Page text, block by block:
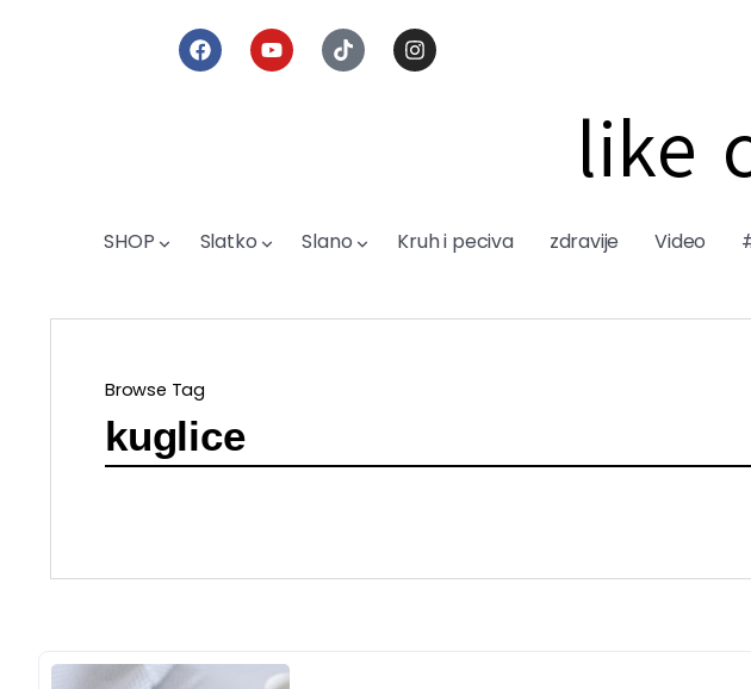
like
SHOP Slatko Slano Kruh i peciva zdravije Video
Browse Tag
kuglice